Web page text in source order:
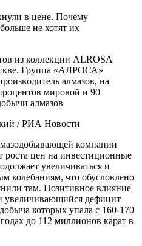
из коллекции ALROSA
Группа «АЛРОСА»
алмазов, на
мировой и 90
алмазов
/ РИА Новости
компании
роста цен на инвестиционные
увеличиваться и
колебаниям, что обусловлено
там. Позитивное влияние
увеличивающийся дефицит
которых упала с 160-170
до 112 миллионов карат в